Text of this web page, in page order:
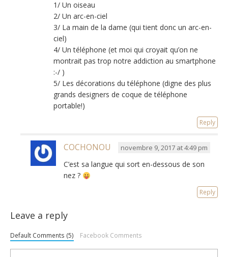
1/ Un oiseau
2/ Un arc-en-ciel
3/ La main de la dame (qui tient donc un arc-en-
ciel)
4/ Un téléphone (et moi qui croyait qu’on ne
montrait pas trop notre addiction au smartphone
:-/ )
5/ Les décorations du téléphone (digne des plus
grands designers de coque de téléphone
portable!)
Reply
COCHONOU novembre 9, 2017 at 4:49 pm
C’est sa langue qui sort en-dessous de son
nez ?
Reply
Leave a reply
Default Comments (5) Facebook Comments